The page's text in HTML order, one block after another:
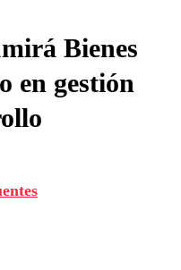
Bienes
en gestión